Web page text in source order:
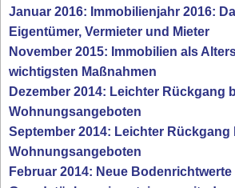
Januar 2016: Immobilienjahr 2016:
Eigentümer, Vermieter und Mieter
November 2015: Immobilien als
wichtigsten Maßnahmen
Dezember 2014: Leichter Rückgang
Wohnungsangeboten
September 2014: Leichter Rückgang
Wohnungsangeboten
Februar 2014: Neue Bodenrichtwerte